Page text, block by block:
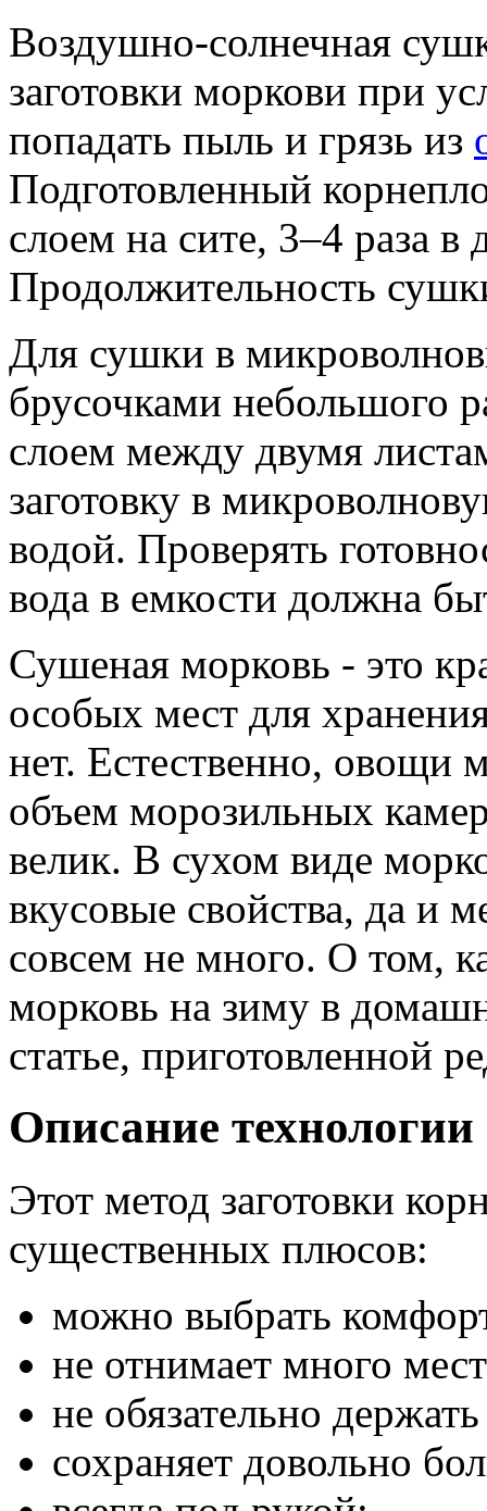
Воздушно-солнечная
заготовки моркови при
попадать пыль и грязь из
Подготовленный
слоем на сите, 3–4 раза
Продолжительность
Для сушки в
брусочками небольшого
слоем между двумя
заготовку в
водой. Проверять
вода в емкости должна
Сушеная морковь - это
особых мест для
нет. Естественно, овощи
объем морозильных
велик. В сухом виде
вкусовые свойства, да и
совсем не много. О том,
морковь на зиму в
статье, приготовленной
Описание
Этот метод заготовки
существенных плюсов:
можно выбрать
не отнимает много
не обязательно
сохраняет довольно